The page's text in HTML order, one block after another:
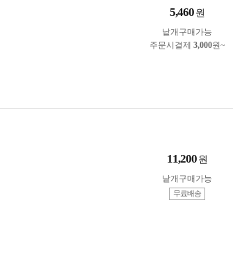
5,460 원
낱개구매가능
주문시결제 3,000원~
11,200 원
낱개구매가능
무료배송